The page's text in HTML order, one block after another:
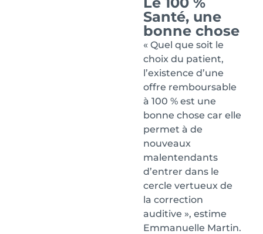
Santé, une
bonne chose
« Quel que soit le
choix du patient,
l’existence d’une
offre remboursable
à 100 % est une
bonne chose car elle
permet à de
nouveaux
malentendants
d’entrer dans le
cercle vertueux de
la correction
auditive », estime
Emmanuelle Martin.